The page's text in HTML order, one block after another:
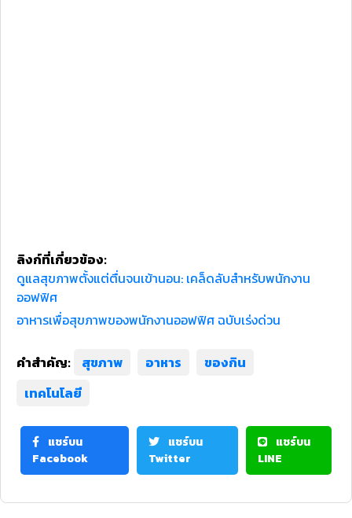
ลิงก์ที่เกี่ยวข้อง:
ดูแลสุขภาพตั้งแต่ตื่นจนเข้านอน: เคล็ดลับสำหรับพนักงาน
ออฟฟิศ
อาหารเพื่อสุขภาพของพนักงานออฟฟิศ ฉบับเร่งด่วน
คำสำคัญ: สุขภาพ อาหาร
ของกิน
เทคโนโลยี
แชร์บน
Facebook
แชร์บน
Twitter
แชร์บน
LINE